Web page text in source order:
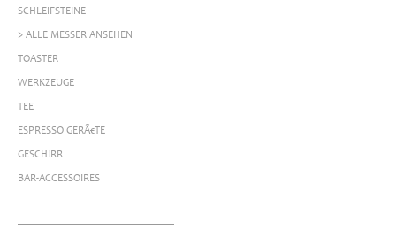
SCHLEIFSTEINE
> ALLE MESSER ANSEHEN
TOASTER
WERKZEUGE
TEE
ESPRESSO GERÃ€TE
GESCHIRR
BAR-ACCESSOIRES